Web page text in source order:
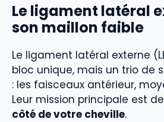
Le ligament latéral
son maillon faible
Le ligament latéral externe
bloc unique, mais un trio de
: les faisceaux antérieur,
Leur mission principale est de
côté de votre cheville.